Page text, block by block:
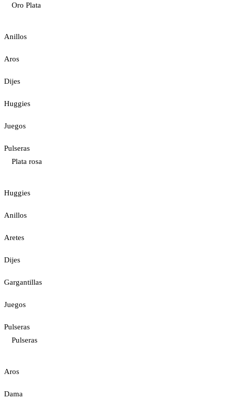
Oro Plata
Anillos
Aros
Dijes
Huggies
Juegos
Pulseras
Plata rosa
Huggies
Anillos
Aretes
Dijes
Gargantillas
Juegos
Pulseras
Pulseras
Aros
Dama